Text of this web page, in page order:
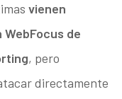
vienen
de
, pero
directamente